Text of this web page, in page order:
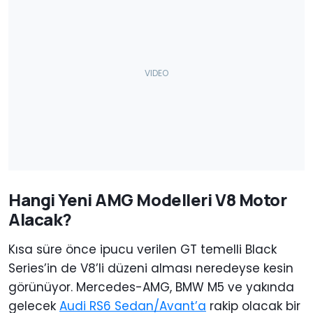
Hangi Yeni AMG Modelleri V8 Motor
Alacak?
Kısa süre önce ipucu verilen GT temelli Black
Series’in de V8’li düzeni alması neredeyse kesin
görünüyor. Mercedes-AMG, BMW M5 ve yakında
gelecek Audi RS6 Sedan/Avant’a rakip olacak bir